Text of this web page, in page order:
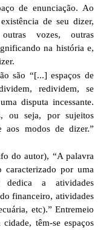
de enunciação. Ao
de seu dizer,
vozes, outras
na história e,
são “[...] espaços de
redividem, se
disputa incessante.
ou seja, por sujeitos
modos de dizer.”
do autor), “A palavra
por uma
dedica a atividades
financeiro, atividades
etc).” Entremeio
têm-se espaços